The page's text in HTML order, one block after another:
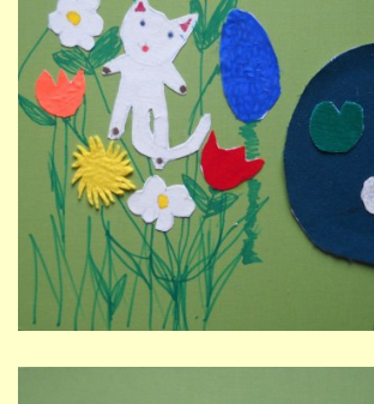
TALENTOVÉ ZKOUŠKY
STUDIJNÍ OBORY
GALERIE
VIDEA - FILMOVÁ TVORBA
PEDAGOGICKÝ SBOR